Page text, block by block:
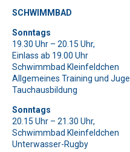
Bitte lasse dieses Feld leer.
Bitte beweise, dass du
Bitte lasse dieses Feld leer.
Bitte beweise, dass du
Bitte lasse dieses Feld leer.
Bitte beweise, dass du
Bitte lasse dieses Feld leer.
Bitte beweise, dass du
Bitte lasse dieses Feld leer.
Bitte beweise, dass du
Bitte lasse dieses Feld leer.
Bitte beweise, dass du
Bitte lasse dieses Feld leer.
SCHWIMMBAD
Sonntags
19.30 Uhr – 20.15 Uhr,
Einlass ab 19.00 Uhr
Schwimmbad Kleinfeldchen
Allgemeines Training und
Tauchausbildung
Sonntags
20.15 Uhr – 21.30 Uhr,
Schwimmbad Kleinfeldchen
Unterwasser-Rugby